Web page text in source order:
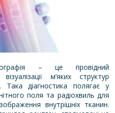
– це провідний
м’яких структур
Така діагностика полягає у
поля та радіохвиль для
внутрішніх тканин.